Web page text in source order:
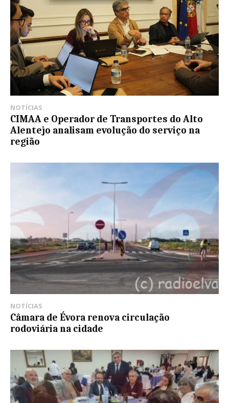
NOTÍCIAS
CIMAA e Operador de Transportes do Alto
Alentejo analisam evolução do serviço na
região
NOTÍCIAS
Câmara de Évora renova circulação
rodoviária na cidade